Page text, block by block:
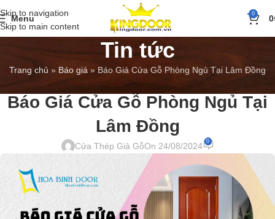
Skip to navigation
Skip to main content
Menu 0 0
Tin tức
Trang chủ » Báo giá » Báo Giá Cửa Gỗ Phòng Ngủ Tại Lâm Đồng
BÁO GIÁ,
Báo Giá Cửa Gỗ Phòng Ngủ Tại
Lâm Đồng
Cửa Thép Giả GỗOn 24/08/2024 0